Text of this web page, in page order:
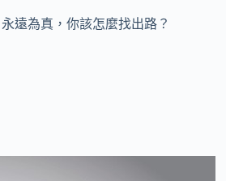
遠為真，你該怎麼找出路？